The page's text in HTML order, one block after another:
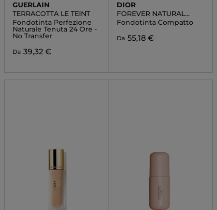
GUERLAIN
TERRACOTTA LE TEINT
Fondotinta Perfezione
Naturale Tenuta 24 Ore -
No Transfer
Da 39,32 €
DIOR
FOREVER NATURAL
VELVET
Fondotinta Compatto
Da 55,18 €